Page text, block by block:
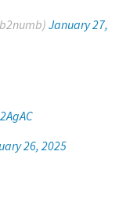
January 27,
26, 2025